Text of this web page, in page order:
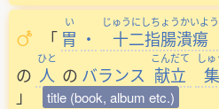
「
い
胃 ・
じゅうにしちょうかいよう
十二指腸潰瘍
の
ひと
人 の バランス
こんだて
献立
しゅ
集
」
title (book, album etc.)